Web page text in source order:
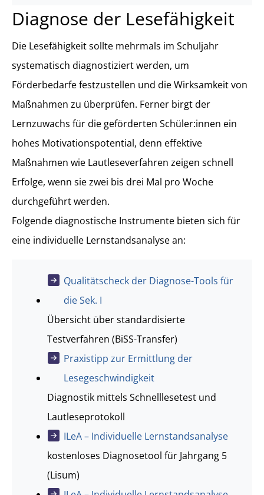
Diagnose der Lesefähigkeit
Die Lesefähigkeit sollte mehrmals im Schuljahr
systematisch diagnostiziert werden, um
Förderbedarfe festzustellen und die Wirksamkeit von
Maßnahmen zu überprüfen. Ferner birgt der
Lernzuwachs für die geförderten Schüler:innen ein
hohes Motivationspotential, denn effektive
Maßnahmen wie Lautleseverfahren zeigen schnell
Erfolge, wenn sie zwei bis drei Mal pro Woche
durchgeführt werden.
Folgende diagnostische Instrumente bieten sich für
eine individuelle Lernstandsanalyse an:
Qualitätscheck der Diagnose-Tools für
die Sek. I
Übersicht über standardisierte
Testverfahren (BiSS-Transfer)
Praxistipp zur Ermittlung der
Lesegeschwindigkeit
Diagnostik mittels Schnelllesetest und
Lautleseprotokoll
ILeA – Individuelle Lernstandsanalyse
kostenloses Diagnosetool für Jahrgang 5
(Lisum)